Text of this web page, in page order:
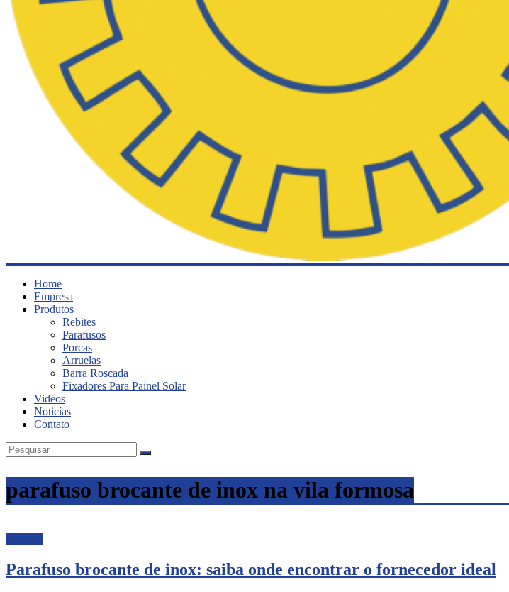
Ludufix
Fixadores
Home
Empresa
Produtos
Rebites
Parafusos
Porcas
Arruelas
Barra Roscada
Fixadores Para Painel Solar
Videos
Noticías
Contato
parafuso brocante de inox na vila formosa
Parafuso brocante de inox: saiba onde encontrar o fornecedor ideal